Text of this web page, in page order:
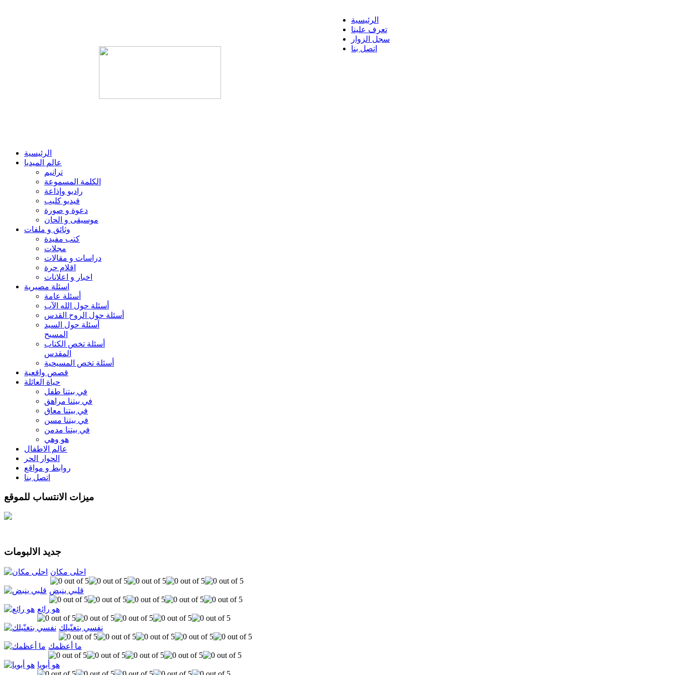
الرئيسية
تعرف علينا
سجل الزوار
اتصل بنا
الرئيسية
عالم الميديا
ترانيم
الكلمة المسموعة
راديو وإذاعة
فيديو كليب
دعوة و صورة
موسيقى و الحان
وثائق و ملفات
كتب مفيدة
مجلات
دراسات و مقالات
اقلام حرة
اخبار و اعلانات
اسئلة مصيرية
أسئلة عامة
أسئلة حول الله الآب
أسئلة حول الروح القدس
أسئلة حول السيد
المسيح
أسئلة تخص الكتاب
المقدس
أسئلة تخص المسيحية
قصص واقعية
حياة العائلة
في بيتنا طفل
في بيتنا مراهق
في بيتنا معاق
في بيتنا مسن
في بيتنا مدمن
هو وهي
عالم الاطفال
الحوار الحر
روابط و مواقع
اتصل بنا
ميزات الانتساب للموقع
جديد الالبومات
احلى مكان
قلبي ينبض
هو رائع
نفسي بتغنّيلك
ما أعظمك
هو أبويا